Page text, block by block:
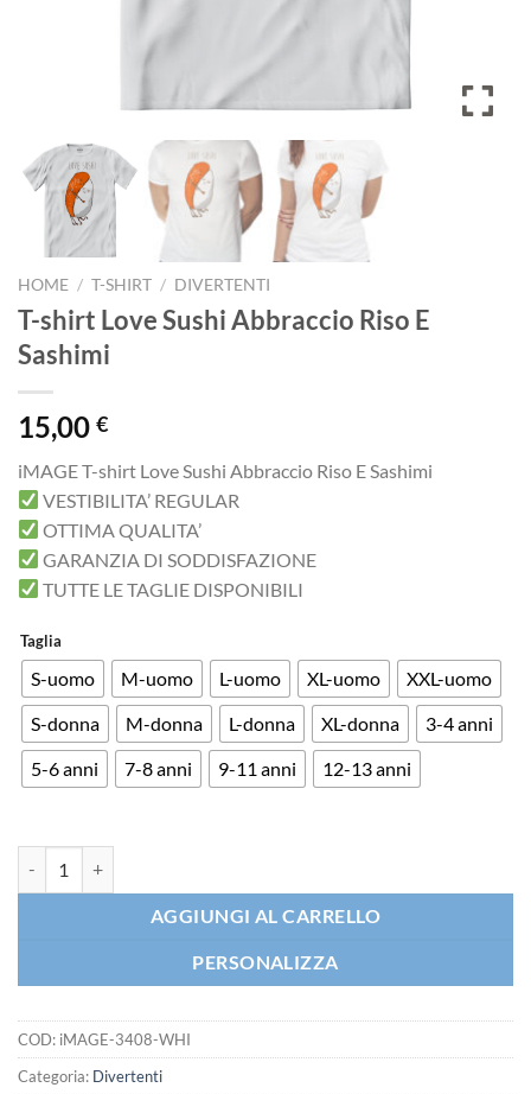
HOME / T-SHIRT / DIVERTENTI
T-shirt Love Sushi Abbraccio Riso E
Sashimi
15,00 €
iMAGE T-shirt Love Sushi Abbraccio Riso E Sashimi
VESTIBILITA’ REGULAR
OTTIMA QUALITA’
GARANZIA DI SODDISFAZIONE
TUTTE LE TAGLIE DISPONIBILI
Taglia
S-uomo M-uomo L-uomo XL-uomo
XXL-uomo
S-donna
M-donna L-donna XL-donna
3-4 anni
5-6 anni
7-8 anni 9-11 anni 12-13 anni
AGGIUNGI AL CARRELLO
PERSONALIZZA
COD: iMAGE-3408-WHI
Categoria: Divertenti